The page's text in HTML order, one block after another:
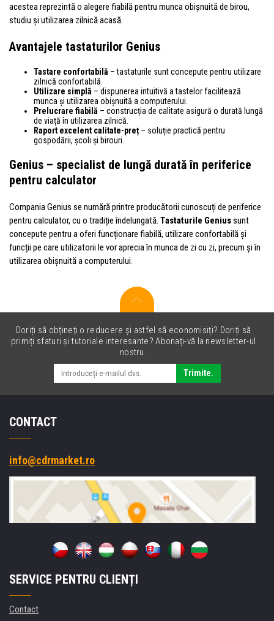
acestea reprezintă o alegere fiabilă pentru munca obișnuită de birou,
studiu și utilizarea zilnică acasă.
Avantajele tastaturilor Genius
Tastare confortabilă – tastaturile sunt concepute pentru utilizare
zilnică confortabilă.
Utilizare simplă – dispunerea intuitivă a tastelor facilitează
munca și utilizarea obișnuită a computerului.
Prelucrare fiabilă – construcția de calitate asigură o durată lungă
de viață în utilizarea zilnică.
Raport excelent calitate-preț – soluție practică pentru
gospodării, școli și birouri.
Genius – specialist de lungă durată în periferice
pentru calculator
Compania Genius se numără printre producătorii cunoscuți de periferice
pentru calculator, cu o tradiție îndelungată. Tastaturile Geniussunt
concepute pentru a oferi funcționare fiabilă, utilizare confortabilă și
funcții pe care utilizatorii le vor aprecia în munca de zi cu zi, precum și în
utilizarea obișnuită a computerului.
Doriți să obțineți o reducere și astfel să economisiți? Doriți să
primiți sfaturi și tutoriale interesante? Abonați-vă la newsletter-ul
nostru.
Trimite.
CONTACT
info@cdrmarket.ro
SERVICE PENTRU CLIENȚI
Contact